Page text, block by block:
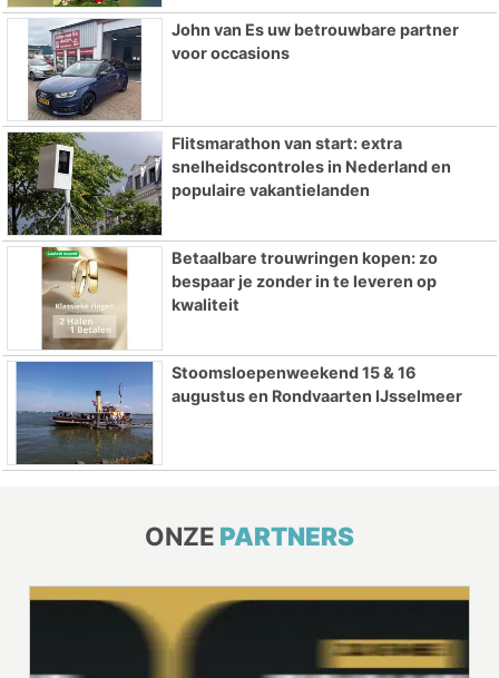
John van Es uw betrouwbare partner
voor occasions
Flitsmarathon van start: extra
snelheidscontroles in Nederland en
populaire vakantielanden
Betaalbare trouwringen kopen: zo
bespaar je zonder in te leveren op
kwaliteit
Stoomsloepenweekend 15 & 16
augustus en Rondvaarten IJsselmeer
ONZE PARTNERS